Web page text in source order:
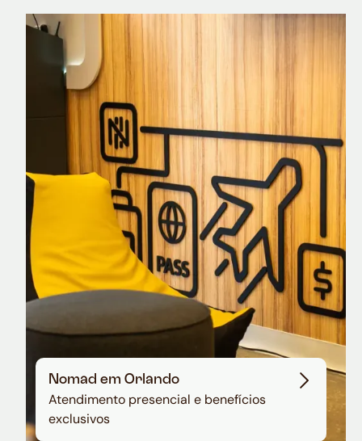
Nomad Explorer
Cartão de crédito brasileiro com cashback
em dólar
Nomad em Orlando
Atendimento presencial e benefícios
exclusivos